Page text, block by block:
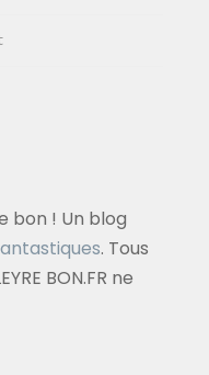
bon ! Un blog
. Tous
BON.FR ne